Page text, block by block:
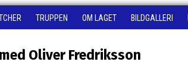
TRUPPEN OM LAGET BILDGALLERI
Oliver Fredriksson